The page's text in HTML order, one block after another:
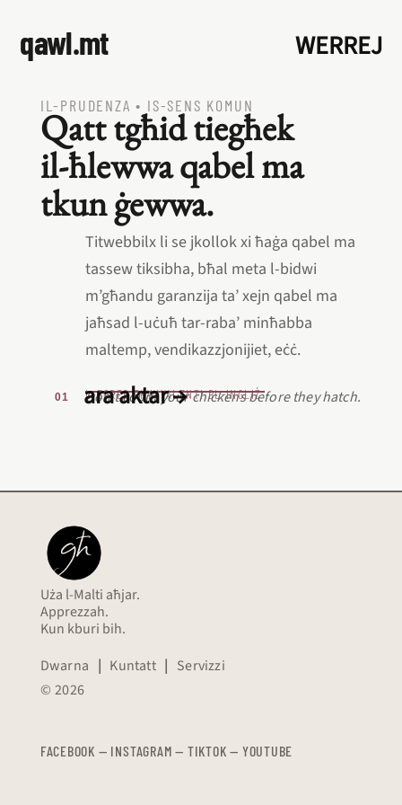
qawl.mt WERREJ
IL‑PRUDENZA • IS‑SENS KOMUN
Qatt tgħid tiegħek
il‑ħlewwa qabel ma
tkun ġewwa.
Titwebbilx li se jkollok xi ħaġa qabel ma
tassew tiksibha, bħal meta l‑bidwi
m’għandu garanzija ta’ xejn qabel ma
jaħsad l‑uċuħ tar‑raba’ minħabba
maltemp, vendikazzjonijiet, eċċ.
L‑EQREB EKWIVALENTI BL‑INGLIŻ
Don’t count your chickens before they hatch.
ara aktar →
Uża l-Malti aħjar.
Apprezzah.
Kun kburi bih.
Dwarna | Kuntatt | Servizzi
© 2026
FACEBOOK — INSTAGRAM — TIKTOK — YOUTUBE